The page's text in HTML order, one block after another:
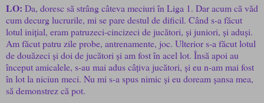
LO: Da, doresc să strâng câteva meciuri în Liga 1. Dar acum că văd
cum decurg lucrurile, mi se pare destul de dificil. Când s-a făcut
lotul inițial, eram patruzeci-cincizeci de jucători, și juniori, și aduși.
Am făcut patru zile probe, antrenamente, joc. Ulterior s-a făcut lotul
de douăzeci și doi de jucători și am fost în acel lot. Însă apoi au
început amicalele, s-au mai adus câțiva jucători, și eu n-am mai fost
în lot la niciun meci. Nu mi s-a spus nimic și eu doream șansa mea,
să demonstrez că pot.